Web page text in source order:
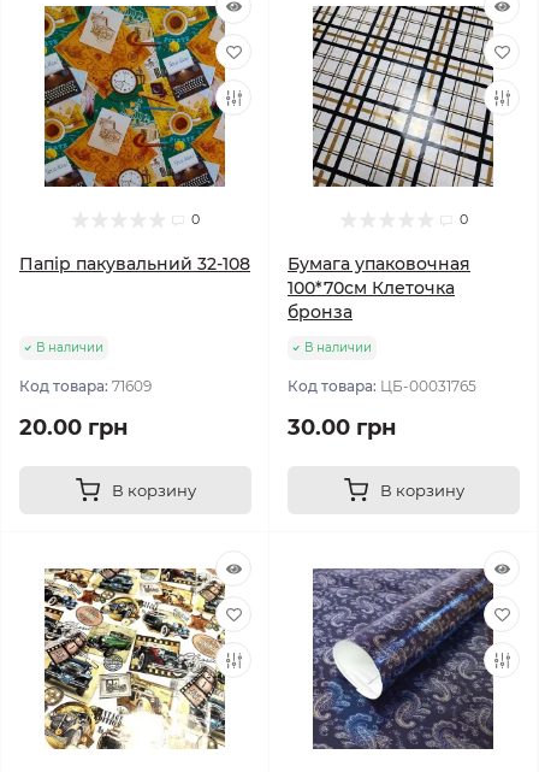
0
Папір пакувальний 32-108
В наличии
Код товара: 71609
20.00 грн
В корзину
0
Бумага упаковочная
100*70см Клеточка
бронза
В наличии
Код товара: ЦБ-00031765
30.00 грн
В корзину